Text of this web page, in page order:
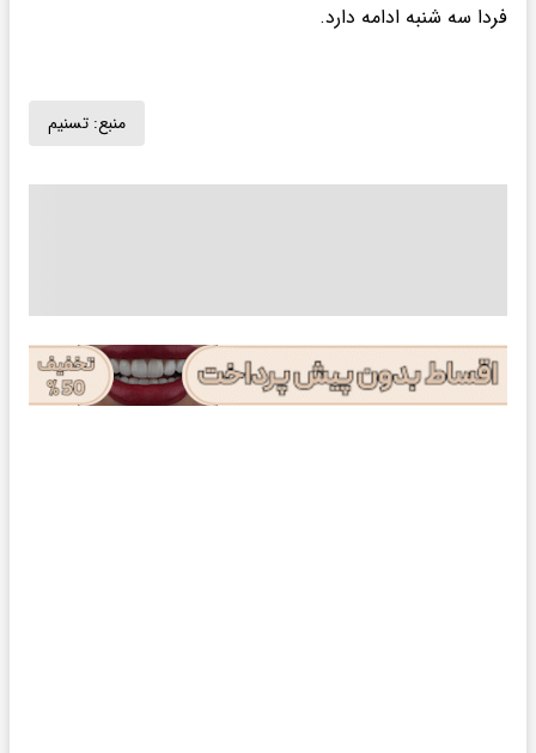
فردا سه شنبه ادامه دارد.
منبع: تسنیم